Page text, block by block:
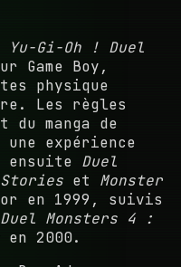
Yu-Gi-Oh ! Duel
Game Boy,
physique
Les règles
manga de
expérience
ensuite Duel
et Monster
en 1999, suivis
Duel Monsters 4 :
en 2000.